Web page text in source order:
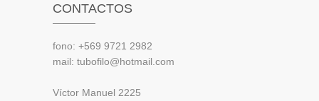
CONTACTOS
fono: +569 9721 2982
mail: tubofilo@hotmail.com
Víctor Manuel 2225